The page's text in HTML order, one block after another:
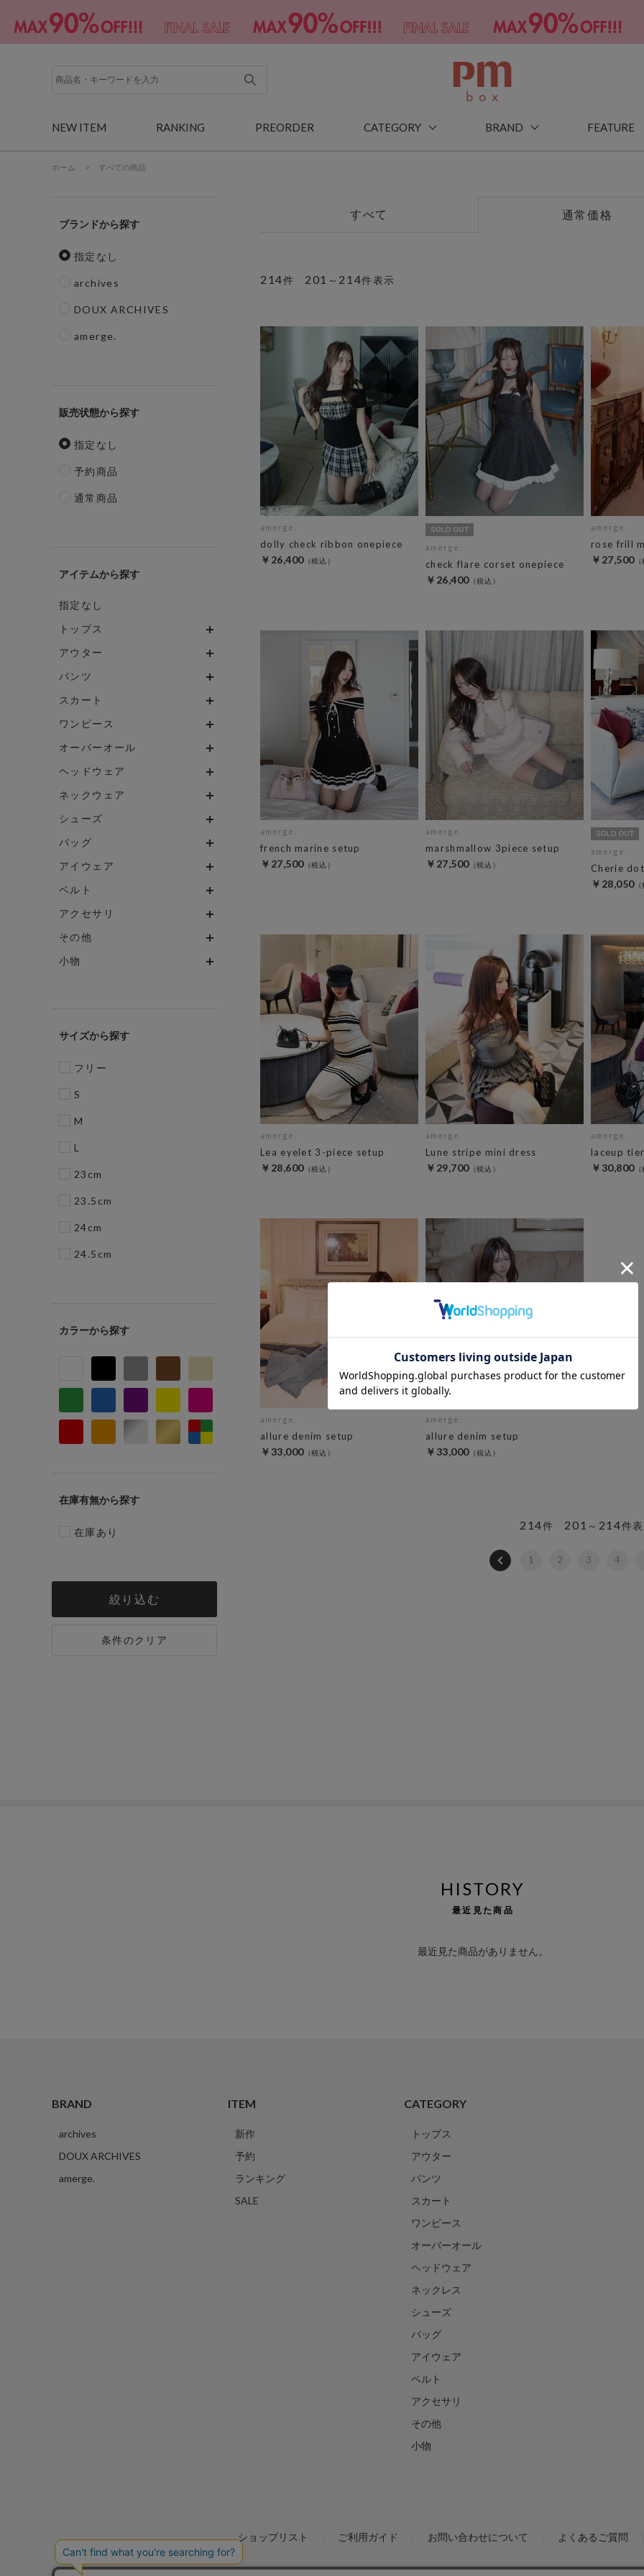
NEW ITEM RANKING PREORDER CATEGORY BRAND FEATURE
ホーム > すべての商品
ブランド
指定なし
archives
DOUX ARCHIVES
amerge.
販売状態
指定なし
予約商品
通常商品
アイテム
指定なし
トップス
アウター
パンツ
スカート
ワンピース
オーバーオール
ヘッドウェア
ネックウェア
シューズ
バッグ
アイウェア
ベルト
アクセサリ
その他
小物
サイズ
フリー
S
M
L
23cm
23.5cm
24cm
24.5cm
カラー
在庫有無
在庫あり
絞り込む
条件のクリア
すべて 通常価格
214件 201 ～ 214件表示
amerge.
dolly check ribbon onepiece
￥26,400
amerge.
check flare corset onepiece
￥26,400
amerge.
rose frill
￥27,500
amerge.
french marine setup
￥27,500
amerge.
marshmallow 3piece setup
￥27,500
amerge.
Cherie
￥28,050
amerge.
Lea eyelet 3-piece setup
￥28,600
amerge.
Lune stripe mini dress
￥29,700
amerge.
laceup
￥30,800
amerge.
allure denim setup
￥33,000
amerge.
allure denim setup
￥33,000
214件 201 ～ 214件
1 2 3 4
HISTORY
最近見た商品
最近見た商品がありません。
BRAND
archives
DOUX ARCHIVES
amerge.
ITEM
新作
予約
ランキング
SALE
CATEGORY
トップス
アウター
パンツ
スカート
ワンピース
オーバーオール
ヘッドウェア
ネックレス
シューズ
バッグ
アイウェア
ベルト
アクセサリ
その他
小物
ショップリスト ご利用ガイド お問い合わせについて よくあるご質問